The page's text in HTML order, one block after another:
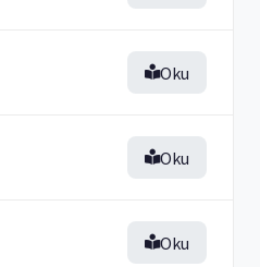
Oku
Oku
Oku